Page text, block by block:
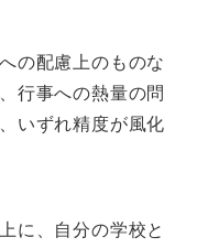
の配慮上のものな
行事への熱量の問
いずれ精度が風化
に、自分の学校と